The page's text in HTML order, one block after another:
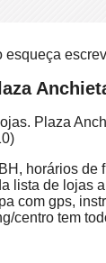
Plaza
horários
lista de lojas
com gps,
centro tem